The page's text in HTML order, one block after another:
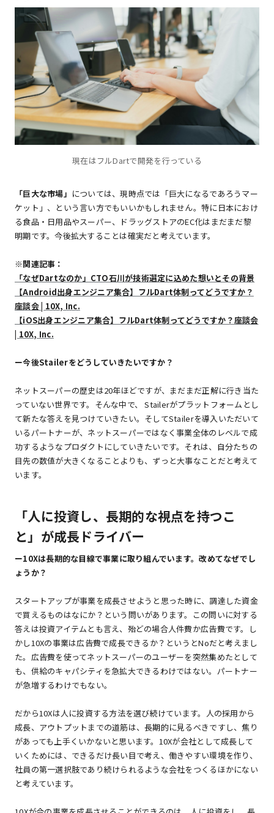
現在はフルDartで開発を行っている
「巨大な市場」 については、現時点では「巨大になるであろうマー
ケット」、という言い方でもいいかもしれません。特に日本におけ
る食品・日用品やスーパー、ドラッグストアのEC化はまだまだ黎
明期です。今後拡大することは確実だと考えています。
※関連記事：
「なぜDartなのか」CTO石川が技術選定に込めた想いとその背景
【Android出身エンジニア集合】フルDart体制ってどうですか？
座談会 | 10X, Inc.
【iOS出身エンジニア集合】フルDart体制ってどうですか？座談会
| 10X, Inc.
ー今後Stailerをどうしていきたいですか？
ネットスーパーの歴史は20年ほどですが、まだまだ正解に行き当た
っていない世界です。そんな中で、 Stailerがプラットフォームとし
て新たな答えを見つけていきたい。そしてStailerを導入いただいて
いるパートナーが、ネットスーパーではなく事業全体のレベルで成
功するようなプロダクトにしていきたいです。それは、自分たちの
目先の数値が大きくなることよりも、ずっと大事なことだと考えて
います。
「人に投資し、長期的な視点を持つこ
と」が成長ドライバー
ー10Xは長期的な目線で事業に取り組んでいます。改めてなぜでし
ょうか？
スタートアップが事業を成長させようと思った時に、調達した資金
で買えるものはなにか？という問いがあります。この問いに対する
答えは投資アイテムとも言え、殆どの場合人件費か広告費です。し
かし10Xの事業は広告費で成長できるか？というとNoだと考えまし
た。広告費を使ってネットスーパーのユーザーを突然集めたとして
も、供給のキャパシティを急拡大できるわけではない。パートナー
が急増するわけでもない。
だから10Xは人に投資する方法を選び続けています。人の採用から
成長、アウトプットまでの道筋は、長期的に見るべきですし、焦り
があっても上手くいかないと思います。10Xが会社として成長して
いくためには、できるだけ長い目で考え、働きやすい環境を作り、
社員の第一選択肢であり続けられるような会社をつくるほかにない
と考えています。